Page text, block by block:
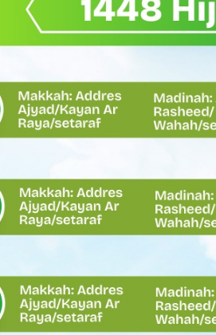
Pertanyakan Ketegasan
Demo, Ini Bantahan Asintel Kejati
kepada Tuhan Yang Maha Esa
Kasus Jembatan Sikabu Padang
dan Pendapatan
Dedikasi Prajurit Dukung
Bajau di Mentawai, Ini Penjelasan
Momentum Perbaikan Tata
dan Transformasi Berjalan